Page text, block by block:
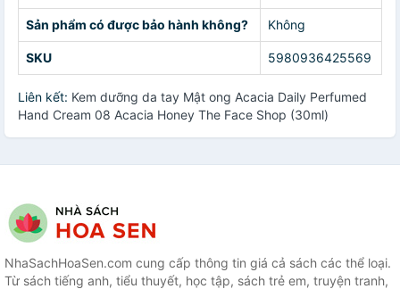
Sản phẩm có được bảo hành không? Không
SKU 5980936425569
Liên kết: Kem dưỡng da tay Mật ong Acacia Daily Perfumed
Hand Cream 08 Acacia Honey The Face Shop (30ml)
NhaSachHoaSen.com cung cấp thông tin giá cả sách các thể loại.
Từ sách tiếng anh, tiểu thuyết, học tập, sách trẻ em, truyện tranh,